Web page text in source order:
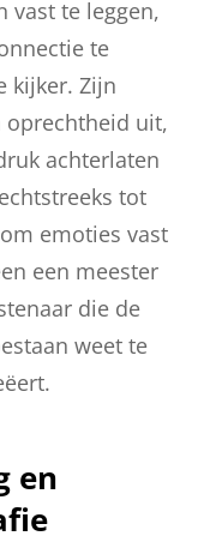
vast te leggen,
te
kijker. Zijn
oprechtheid uit,
achterlaten
tot
emoties vast
een meester
die de
weet te
en